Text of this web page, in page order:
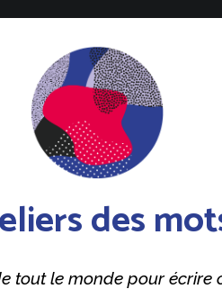
des
tout le monde pour écrire